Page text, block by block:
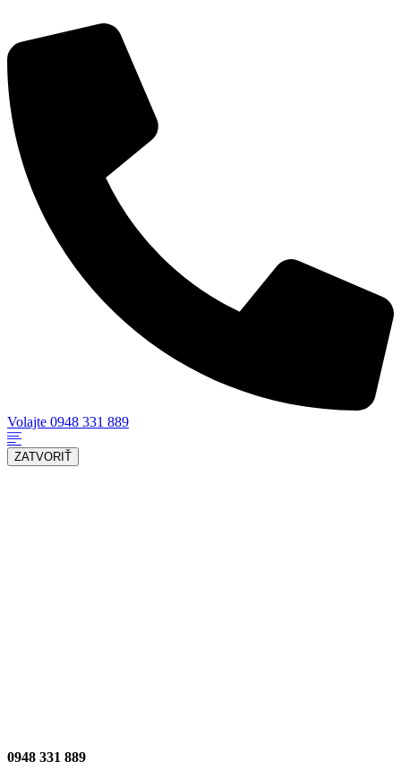
Volajte 0948 331 889
ZATVORIŤ
0948 331 889